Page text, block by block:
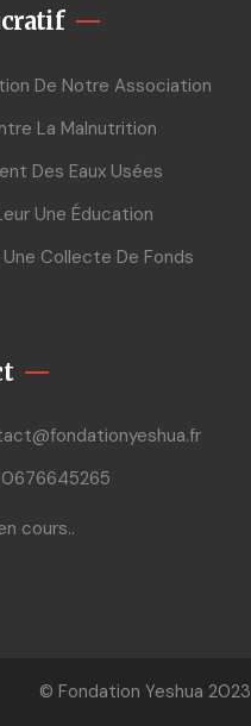
De Notre Association
La Malnutrition
Des Eaux Usées
Une Éducation
Collecte De Fonds
cours..
© Fondation Yeshua 2023